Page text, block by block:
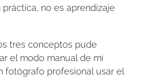
no es aprendizaje
tres conceptos pude
el modo manual de mi
fotógrafo profesional usar el